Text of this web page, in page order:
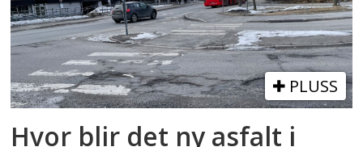
PLUSS
Hvor blir det ny asfalt i